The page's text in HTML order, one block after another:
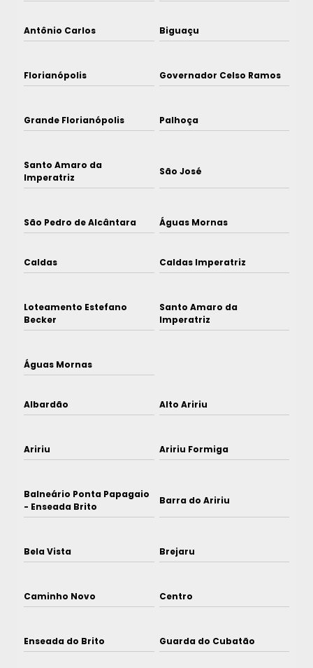
Antônio Carlos Biguaçu
Florianópolis Governador Celso Ramos
Grande Florianópolis Palhoça
Santo Amaro da
Imperatriz
São José
São Pedro de Alcântara Águas Mornas
Caldas Caldas Imperatriz
Loteamento Estefano
Becker
Santo Amaro da
Imperatriz
Águas Mornas
Albardão Alto Aririu
Aririu Aririu Formiga
Balneário Ponta Papagaio
- Enseada Brito
Barra do Aririu
Bela Vista Brejaru
Caminho Novo Centro
Enseada do Brito Guarda do Cubatão